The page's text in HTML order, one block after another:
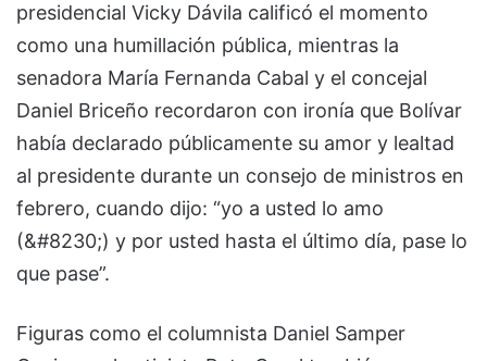
presidencial Vicky Dávila calificó el momento
como una humillación pública, mientras la
senadora María Fernanda Cabal y el concejal
Daniel Briceño recordaron con ironía que Bolívar
había declarado públicamente su amor y lealtad
al presidente durante un consejo de ministros en
febrero, cuando dijo: “yo a usted lo amo
(&#8230;) y por usted hasta el último día, pase lo
que pase”.
Figuras como el columnista Daniel Samper